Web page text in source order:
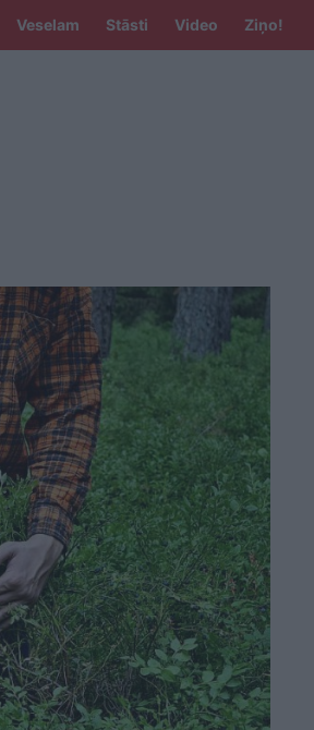
Veselam Stāsti Video Ziņo!